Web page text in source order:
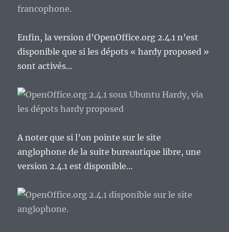
Enfin, la version d’OpenOffice.org 2.4.1 n’est
disponible que si les dépots « hardy proposed »
sont activés…
A noter que si l’on pointe sur le site
anglophone de la suite bureautique libre, une
version 2.4.1 est disponible…